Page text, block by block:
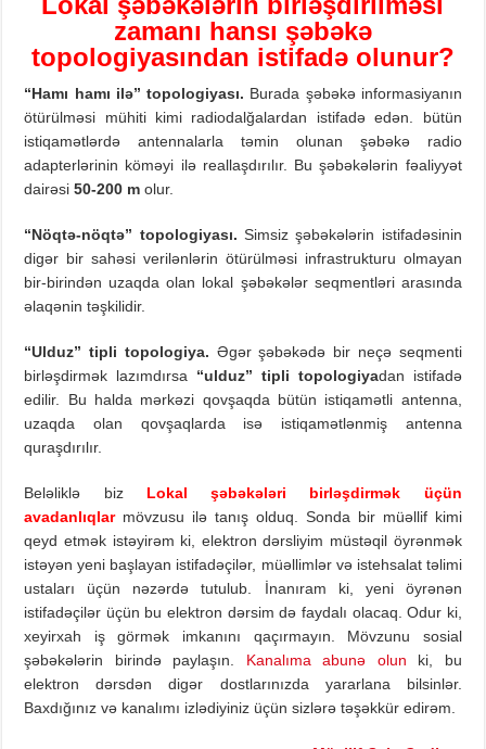
zamanı hansı şəbəkə
topologiyasından istifadə olunur?
“Hamı hamı ilə”topologiyası. Burada şəbəkə informasiyanın
ötürülməsi mühiti kimi radiodalğalardan istifadə edən. bütün
istiqamətlərdə antennalarla təmin olunan şəbəkə radio
adapterlərinin köməyi ilə reallaşdırılır. Bu şəbəkələrin fəaliyyət
dairəsi50-200 molur.
“Nöqtə-nöqtə” topologiyası.Simsiz şəbəkələrin istifadəsinin
digər bir sahəsi verilənlərin ötürülməsi infrastrukturu olmayan
bir-birindən uzaqda olan lokal şəbəkələr seqmentləri arasında
əlaqənin təşkilidir.
“Ulduz”tipli topologiya. Əgər şəbəkədə bir neçə seqmenti
birləşdirmək lazımdırsa “ulduz” tipli topologiyadan istifadə
edilir. Bu halda mərkəzi qovşaqda bütün istiqamətli antenna,
uzaqda olan qovşaqlarda isə istiqamətlənmiş antenna
quraşdırılır.
Beləliklə biz Lokal şəbəkələri birləşdirmək üçün
avadanlıqlar mövzusu ilə tanış olduq. Sonda bir müəllif kimi
qeyd etmək istəyirəm ki, elektron dərsliyim müstəqil öyrənmək
istəyən yeni başlayan istifadəçilər, müəllimlər və istehsalat təlimi
ustaları üçün nəzərdə tutulub. İnanıram ki, yeni öyrənən
istifadəçilər üçün bu elektron dərsim də faydalı olacaq. Odur ki,
xeyirxah iş görmək imkanını qaçırmayın. Mövzunu sosial
şəbəkələrin birində paylaşın. Kanalıma abunə olun ki, bu
elektron dərsdən digər dostlarınızda yararlana bilsinlər.
Baxdığınız və kanalımı izlədiyiniz üçün sizlərə təşəkkür edirəm.